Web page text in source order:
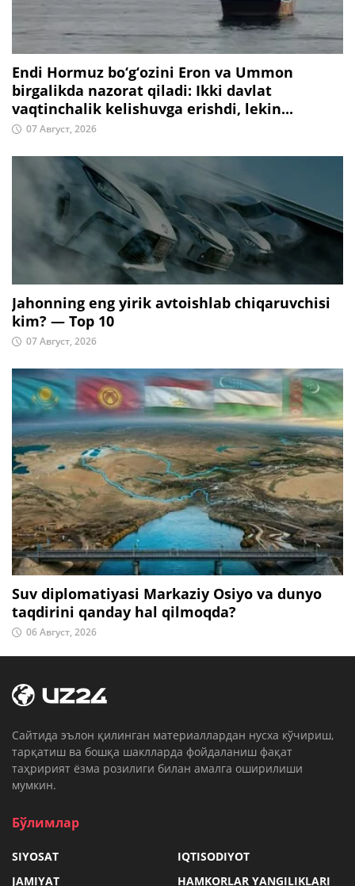
Endi Hormuz bo‘g‘ozini Eron va Ummon
birgalikda nazorat qiladi: Ikki davlat
vaqtinchalik kelishuvga erishdi, lekin...
07 Август, 2026
Jahonning eng yirik avtoishlab chiqaruvchisi
kim? — Top 10
07 Август, 2026
Suv diplomatiyasi Markaziy Osiyo va dunyo
taqdirini qanday hal qilmoqda?
06 Август, 2026
Cайтида эълон қилинган материаллардан нусха кўчириш,
тарқатиш ва бошқа шаклларда фойдаланиш фақат
таҳририят ёзма розилиги билан амалга оширилиши
мумкин.
Бўлимлар
SIYOSAT
IQTISODIYOT
JAMIYAT
HAMKORLAR YANGILIKLARI